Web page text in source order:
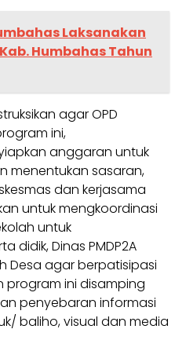
Laksanakan
Humbahas Tahun
agar OPD
ini,
anggaran untuk
menentukan sasaran,
dan kerjasama
untuk mengkoordinasi
untuk
didik, Dinas PMDP2A
Desa agar berpatisipasi
program ini disamping
penyebaran informasi
baliho, visual dan media